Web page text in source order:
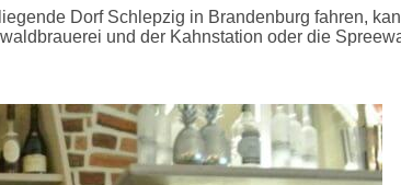
Dorf Schlepzig in Brandenburg fahren,
und der Kahnstation oder die